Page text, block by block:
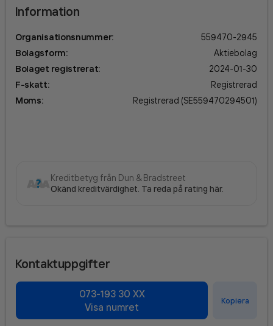
Information
Organisationsnummer: 559470-2945
Bolagsform: Aktiebolag
Bolaget registrerat: 2024-01-30
F-skatt: Registrerad
Moms: Registrerad (SE559470294501)
Kreditbetyg från Dun & Bradstreet
Okänd kreditvärdighet. Ta reda på rating här.
Kontaktuppgifter
073-193 30 XX
Visa numret
Kopiera